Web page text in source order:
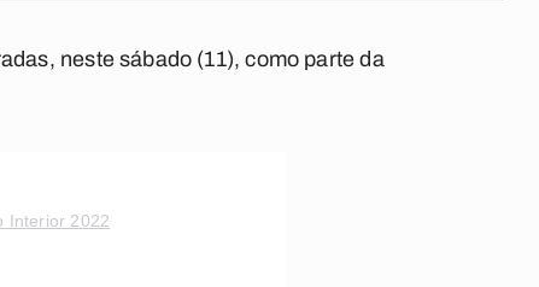
neste sábado (11), como parte da
Interior 2022